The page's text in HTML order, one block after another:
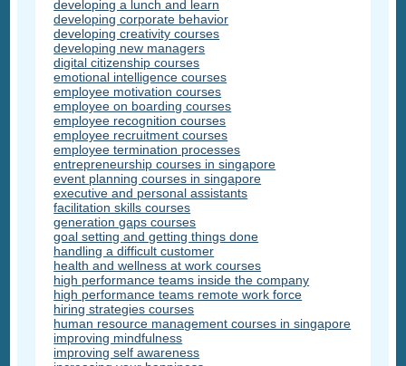
developing a lunch and learn
developing corporate behavior
developing creativity courses
developing new managers
digital citizenship courses
emotional intelligence courses
employee motivation courses
employee on boarding courses
employee recognition courses
employee recruitment courses
employee termination processes
entrepreneurship courses in singapore
event planning courses in singapore
executive and personal assistants
facilitation skills courses
generation gaps courses
goal setting and getting things done
handling a difficult customer
health and wellness at work courses
high performance teams inside the company
high performance teams remote work force
hiring strategies courses
human resource management courses in singapore
improving mindfulness
improving self awareness